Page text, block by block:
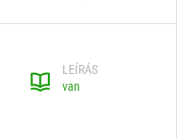
LEÍRÁS
van